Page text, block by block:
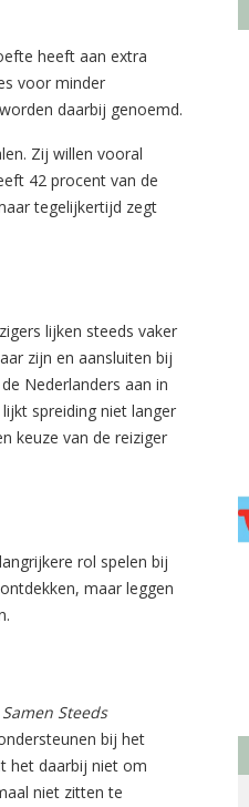
heeft aan extra
voor minder
daarbij genoemd.
Zij willen vooral
42 procent van de
tegelijkertijd zegt
lijken steeds vaker
zijn en aansluiten bij
Nederlanders aan in
spreiding niet langer
keuze van de reiziger
rol spelen bij
maar leggen
Samen Steeds
bij het
het daarbij niet om
niet zitten te